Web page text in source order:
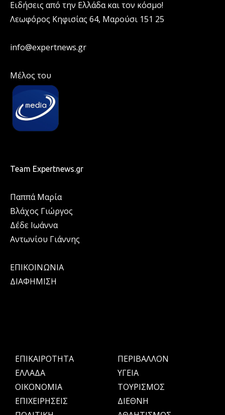
Ειδήσεις από την Ελλάδα και τον κόσμο!
Λεωφόρος Κηφισίας 64, Μαρούσι 151 25
info@expertnews.gr
Μέλος του
Team Expertnews.gr
Παππά Μαρία
Βλάχος Γιώργος
Δέδε Ιωάννα
Αντωνίου Γιάννης
ΕΠΙΚΟΙΝΩΝΙΑ
ΔΙΑΦΗΜΙΣΗ
ΕΠΙΚΑΙΡΟΤΗΤΑ
ΕΛΛΑΔΑ
OIKONOMIA
ΕΠΙΧΕΙΡΗΣΕΙΣ
ΠΕΡΙΒΑΛΛΟΝ
ΥΓΕΙΑ
ΤΟΥΡΙΣΜΟΣ
ΔΙΕΘΝΗ